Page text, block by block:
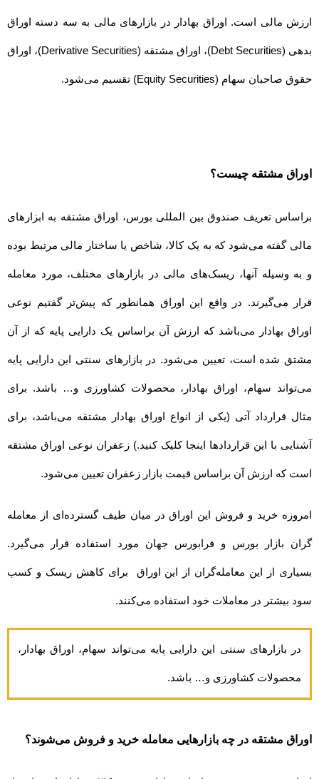
ارزش مالی است. اوراق بهادار در بازارهای مالی به سه دسته اوراق
بدهی (Debt Securities)، اوراق مشتقه (Derivative Securities)، اوراق
حقوق صاحبان سهام (Equity Securities) تقسیم می‌شود.
اوراق مشتقه چیست؟
براساس تعریف صندوق بین المللی بورس، اوراق مشتقه به ابزارهای
مالی گفته می‌شود که به یک کالا، شاخص یا ساختار مالی مرتبط بوده
و به وسیله آنها، ریسک‌های مالی در بازارهای مختلف، مورد معامله
قرار می‌گیرند. در واقع این اوراق همانطور که پیش‌تر گفتیم نوعی
اوراق بهادار می‌باشد که ارزش آن براساس یک دارایی پایه که از آن
مشتق شده است، تعیین می‌شود. در بازارهای سنتی این دارایی پایه
می‌تواند سهام، اوراق بهادار، محصولات کشاورزی و… باشد. برای
مثال قرارداد آتی (یکی از انواع اوراق بهادار مشتقه می‌باشد، برای
آشنایی با این قراردادها اینجا کلیک کنید.) زعفران نوعی اوراق مشتقه
است که ارزش آن براساس قیمت بازار زعفران تعیین می‌شود.
امروزه خرید و فروش این اوراق در میان طیف گسترده‌ای از معامله
گران بازار بورس و فرابورس جهان مورد استفاده قرار می‌گیرد.
بسیاری از این معامله‌گران از این اوراق برای کاهش ریسک و کسب
سود بیشتر در معاملات خود استفاده می‌کنند.
در بازارهای سنتی این دارایی پایه می‌تواند سهام، اوراق بهادار،
محصولات کشاورزی و… باشد.
اوراق مشتقه در چه بازارهایی معامله خرید و فروش می‌شوند؟